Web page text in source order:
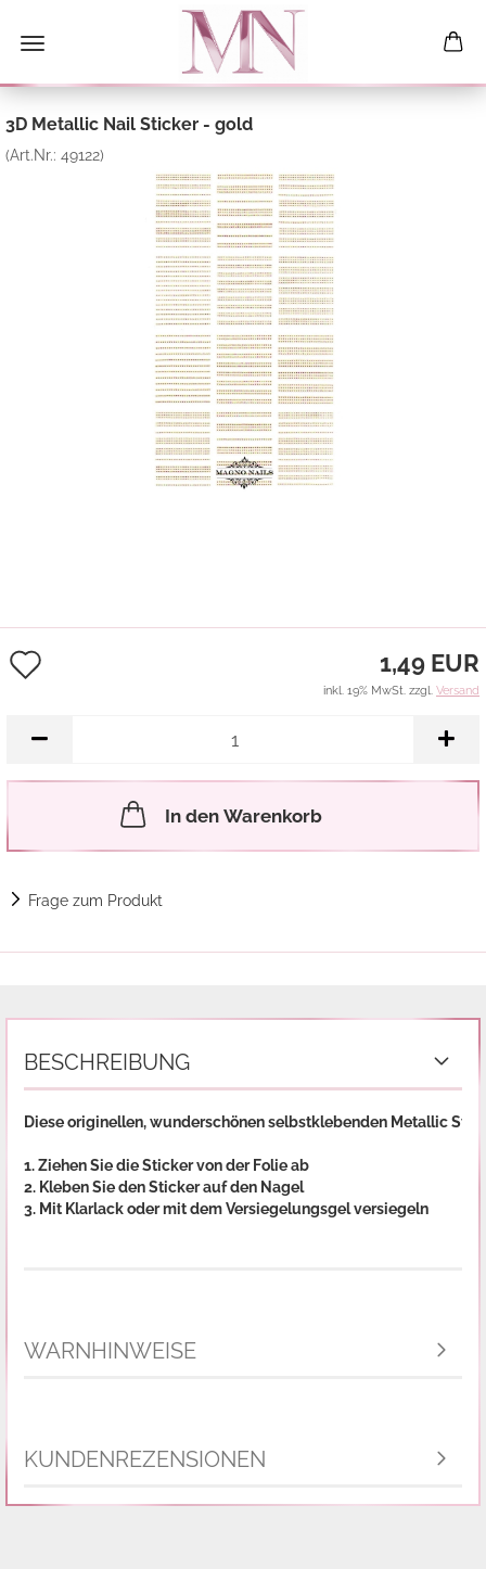
3D Metallic Nail Sticker - gold
(Art.Nr.: 49122)
Merkzettel
1,49 EUR
inkl. 19% MwSt. zzgl. Versand
In den Warenkorb
Frage zum Produkt
BESCHREIBUNG
Diese originellen, wunderschönen selbstklebenden Metallic
1. Ziehen Sie die Sticker von der Folie ab
2. Kleben Sie den Sticker auf den Nagel
3. Mit Klarlack oder mit dem Versiegelungsgel versiegeln
WARNHINWEISE
KUNDENREZENSIONEN